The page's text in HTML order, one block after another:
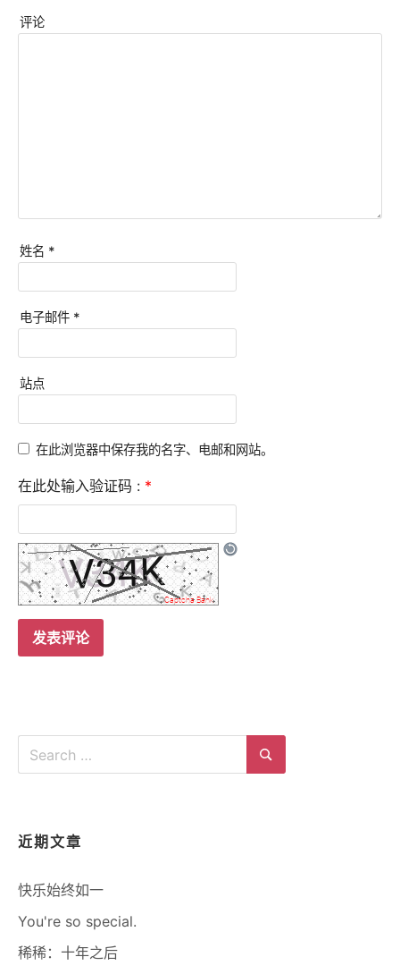
评论
姓名 *
电子邮件 *
站点
在此浏览器中保存我的名字、电邮和网站。
在此处输入验证码 : *
Search
for:
Search
近期文章
快乐始终如一
You're so special.
稀稀：十年之后